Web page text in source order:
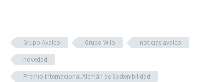
Grupo Avalco Grupo Wilo
noticias avalco
novedad
Premio Internacional Alemán de Sostenibilidad